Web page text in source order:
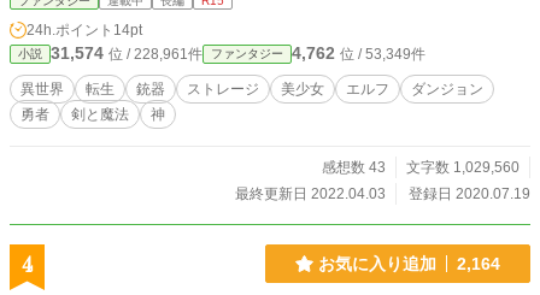
た。 予定通り、バンバン撃ちまくっている・・・ だが、俺の希望とは違って勇
者もいるらしい、それに魔竜というやつも・・・ いつの間にか、おれは魔竜退
治と言うものに取り込まれているようだ。 神にそんな事を頼んだ覚えは無い
が、勇者は要らないと言っていなかった俺のミスだろう。 それでも、一緒に居
るちっこい美少女や、美人エルフとの旅は楽しくなって来ていた。 この先も何
が起こるかはわからないのだが、楽しくやれそうな気もしている。 なんと言っ
ーンが普通に出てきます。 ※魔法はありますが、主人公以外にスキル（？）は
で書いていますのでスペックは想像です。
24h.ポイント 14pt
小説 31,574 位 / 228,961件 ファンタジー 4,762 位 / 53,349件
異世界 転生 銃器 ストレージ 美少女 エルフ
ダンジョン
勇者
剣と魔法 神
感想数 43
文字数 1,029,560
最終更新日 2022.04.03
登録日 2020.07.19
4 お気に入り追加 2,164